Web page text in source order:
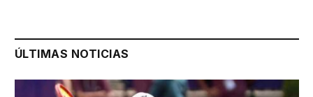
ÚLTIMAS NOTICIAS